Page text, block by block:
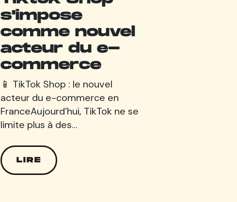
s'impose
comme nouvel
acteur du e-
commerce
📱 TikTok Shop : le nouvel
acteur du e-commerce en
FranceAujourd’hui, TikTok ne se
limite plus à des…
LIRE